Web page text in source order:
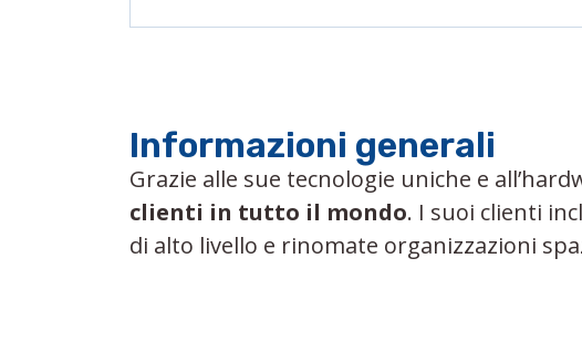
Informazioni generali
Grazie alle sue tecnologie uniche e
clienti in tutto il mondo. I suoi clienti
di alto livello e rinomate organizzazioni